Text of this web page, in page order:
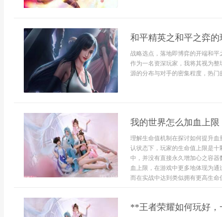
和平精英之和平之弈
战略选点，落地即博弈的开端和
作为一名资深玩家，我将其视为
源的分布与对手的密集程度，热
我的世界怎么加血上
理解生命值机制在探讨如何提升
认状态下，玩家的生命值上限是
中，并没有直接永久增加心之容
血上限，在游戏中更多地体现为
而在实战中达到类似拥有更高生命
**王者荣耀如何玩好